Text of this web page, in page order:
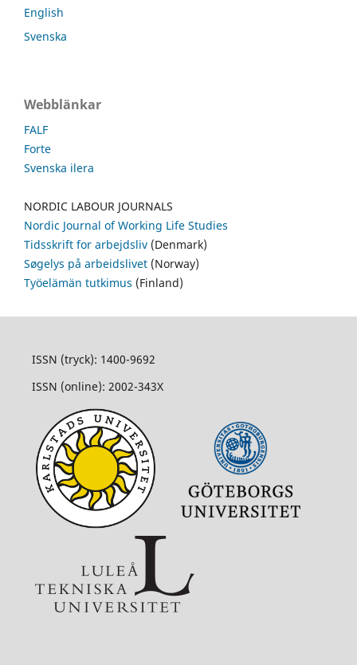
English
Svenska
Webblänkar
FALF
Forte
Svenska ilera
NORDIC LABOUR JOURNALS
Nordic Journal of Working Life Studies
Tidsskrift for arbejdsliv (Denmark)
Søgelys på arbeidslivet (Norway)
Työelämän tutkimus (Finland)
ISSN (tryck): 1400-9692
ISSN (online): 2002-343X